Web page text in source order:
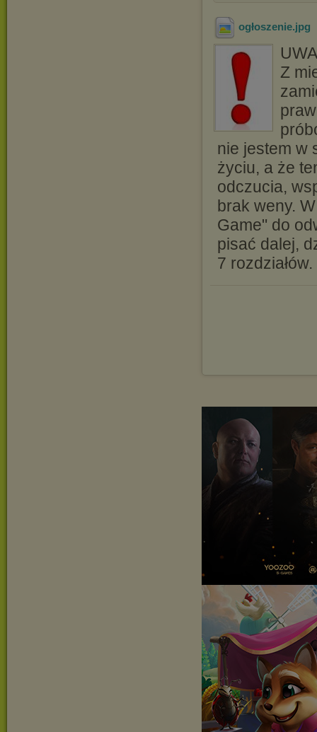
ogłoszenie.jpg
Z
nie jestem w
życiu, a że
odczucia,
brak weny.
Game" do
pisać dalej,
7